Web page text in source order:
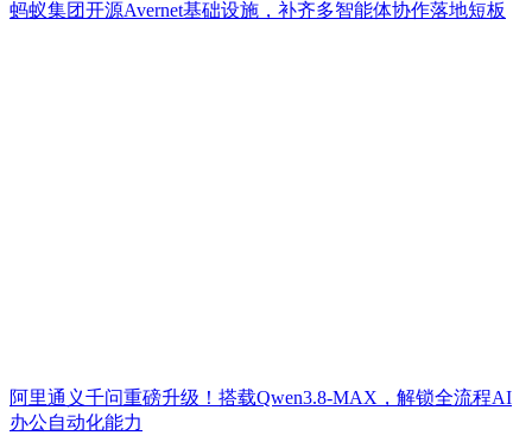
蚂蚁集团开源Avernet基础设施，补齐多智能体协作落地短板
阿里通义千问重磅升级！搭载Qwen3.8-MAX，解锁全流程AI
办公自动化能力